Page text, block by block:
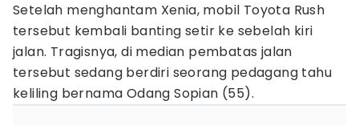
Setelah menghantam Xenia, mobil Toyota Rush
tersebut kembali banting setir ke sebelah kiri
jalan. Tragisnya, di median pembatas jalan
tersebut sedang berdiri seorang pedagang tahu
keliling bernama Odang Sopian (55).